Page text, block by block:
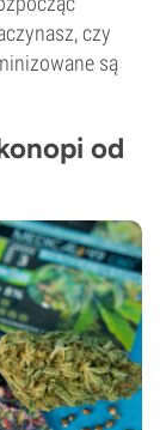
czy
są
od